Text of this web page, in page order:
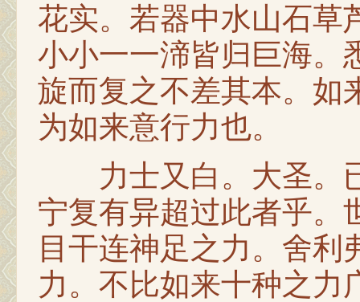
花实。若器中水山石草
小小一一渧皆归巨海。
旋而复之不差其本。如
为如来意行力也。
力士又白。大圣。
宁复有异超过此者乎。
目干连神足之力。舍
力。不比如来十种之力